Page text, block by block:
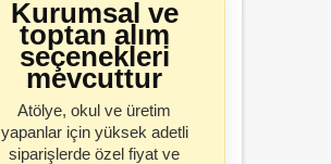
Kurumsal ve
toptan alım
seçenekleri
mevcuttur
Atölye, okul ve üretim
yapanlar için yüksek adetli
siparişlerde özel fiyat ve